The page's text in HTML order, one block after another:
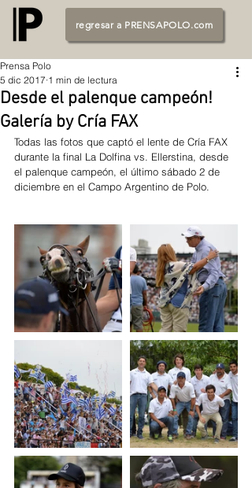
regresar a PRENSAPOLO.com
Desde el palenque campeón!
Galería by Cría FAX
Prensa Polo
5 dic 2017 1 min de lectura
Todas las fotos que captó el lente de Cría FAX
durante la final La Dolfina vs. Ellerstina, desde
el palenque campeón, el último sábado 2 de
diciembre en el Campo Argentino de Polo.